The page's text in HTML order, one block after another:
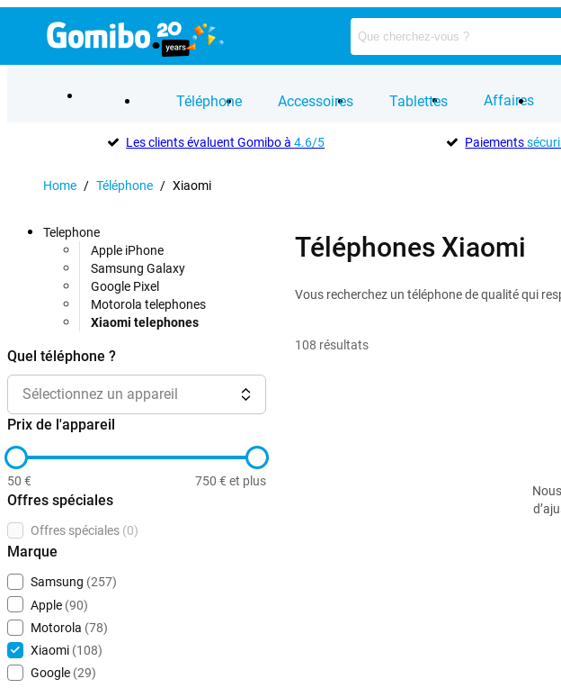
Téléphone Accessoires Tablettes Affaires
Les clients évaluent Gomibo à4.6/5 Paiements
Home / Téléphone / Xiaomi
Telephone
Apple iPhone
Samsung Galaxy
Google Pixel
Motorola telephones
Xiaomi telephones
Quel téléphone ?
Sélectionnez un appareil
Prix de l'appareil
50 € 750 € et plus
Offres spéciales
Offres spéciales (0)
Marque
Samsung (257)
Apple (90)
Motorola (78)
Xiaomi (108)
Google (29)
Téléphones Xiaomi
Vous recherchez un téléphone de qualité qui
108 résultats